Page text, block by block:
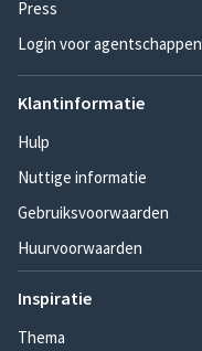
Press
Login voor agentschappen
Klantinformatie
Hulp
Nuttige informatie
Gebruiksvoorwaarden
Huurvoorwaarden
Inspiratie
Thema